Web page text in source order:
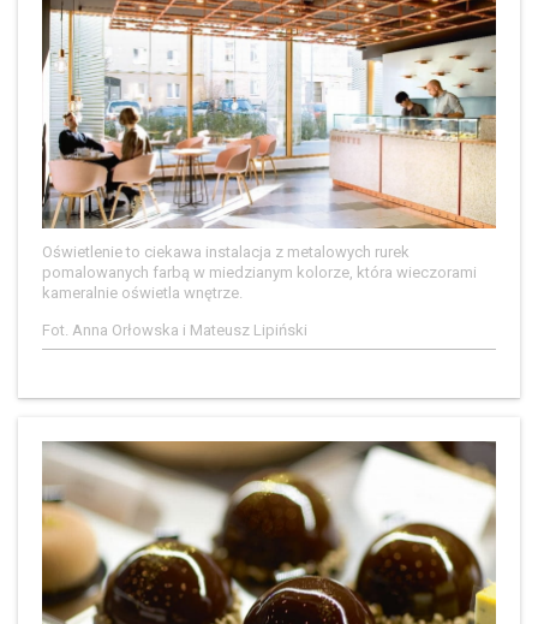
Oświetlenie to ciekawa instalacja z metalowych rurek
pomalowanych farbą w miedzianym kolorze, która wieczorami
kameralnie oświetla wnętrze.
Fot. Anna Orłowska i Mateusz Lipiński